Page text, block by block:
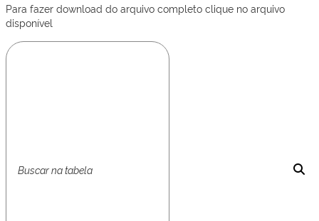
Para fazer download do arquivo completo clique no arquivo
disponível